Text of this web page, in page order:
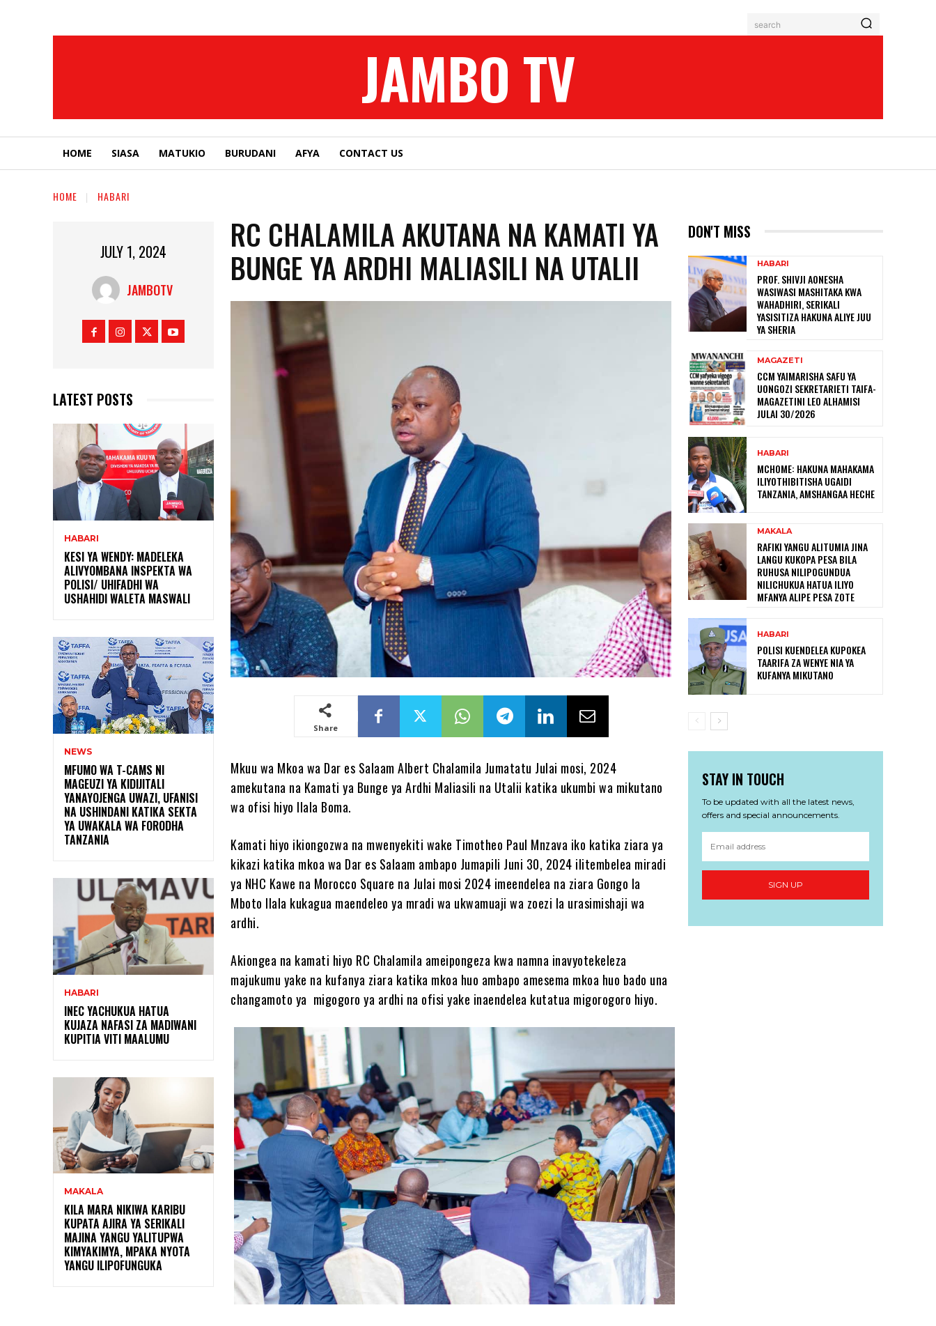
search
JAMBO TV
HOME SIASA MATUKIO BURUDANI AFYA CONTACT US
HOME HABARI
JULY 1, 2024
JAMBOTV
LATEST POSTS
HABARI
KESI YA WENDY: MADELEKA
ALIVYOMBANA INSPEKTA WA
POLISI/ UHIFADHI WA
USHAHIDI WALETA MASWALI
NEWS
MFUMO WA T-CAMS NI
MAGEUZI YA KIDIJITALI
YANAYOJENGA UWAZI, UFANISI
NA USHINDANI KATIKA SEKTA
YA UWAKALA WA FORODHA
TANZANIA
HABARI
INEC YACHUKUA HATUA
KUJAZA NAFASI ZA MADIWANI
KUPITIA VITI MAALUMU
MAKALA
KILA MARA NIKIWA KARIBU
KUPATA AJIRA YA SERIKALI
MAJINA YANGU YALITUPWA
KIMYAKIMYA, MPAKA NYOTA
YANGU ILIPOFUNGUKA
RC CHALAMILA AKUTANA NA KAMATI YA
BUNGE YA ARDHI MALIASILI NA UTALII
Share
Mkuu wa Mkoa wa Dar es Salaam Albert Chalamila Jumatatu Julai mosi, 2024
amekutana na Kamati ya Bunge ya Ardhi Maliasili na Utalii katika ukumbi wa mikutano
wa ofisi hiyo Ilala Boma.
Kamati hiyo ikiongozwa na mwenyekiti wake Timotheo Paul Mnzava iko katika ziara ya
kikazi katika mkoa wa Dar es Salaam ambapo Jumapili Juni 30, 2024 ilitembelea miradi
ya NHC Kawe na Morocco Square na Julai mosi 2024 imeendelea na ziara Gongo la
Mboto Ilala kukagua maendeleo ya mradi wa ukwamuaji wa zoezi la urasimishaji wa
ardhi.
Akiongea na kamati hiyo RC Chalamila ameipongeza kwa namna inavyotekeleza
majukumu yake na kufanya ziara katika mkoa huo ambapo amesema mkoa huo bado una
changamoto ya migogoro ya ardhi na ofisi yake inaendelea kutatua migorogoro hiyo.
DON'T MISS
HABARI
PROF. SHIVJI AONESHA
WASIWASI MASHITAKA KWA
WAHADHIRI, SERIKALI
YASISITIZA HAKUNA ALIYE JUU
YA SHERIA
MAGAZETI
CCM YAIMARISHA SAFU YA
UONGOZI SEKRETARIETI TAIFA-
MAGAZETINI LEO ALHAMISI
JULAI 30/2026
HABARI
MCHOME: HAKUNA MAHAKAMA
ILIYOTHIBITISHA UGAIDI
TANZANIA, AMSHANGAA HECHE
MAKALA
RAFIKI YANGU ALITUMIA JINA
LANGU KUKOPA PESA BILA
RUHUSA NILIPOGUNDUA
NILICHUKUA HATUA ILIYO
MFANYA ALIPE PESA ZOTE
HABARI
POLISI KUENDELEA KUPOKEA
TAARIFA ZA WENYE NIA YA
KUFANYA MIKUTANO
STAY IN TOUCH
To be updated with all the latest news,
offers and special announcements.
SIGN UP